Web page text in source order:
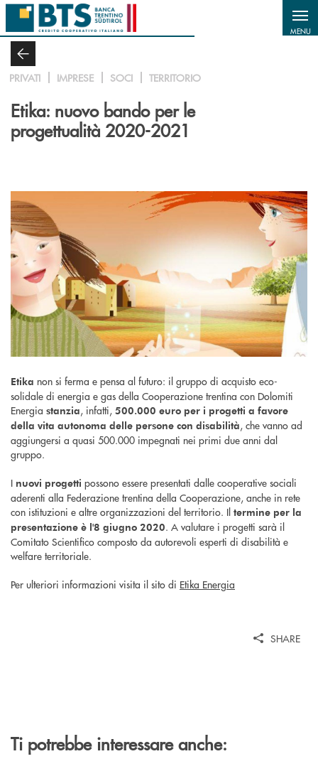
Salta al contenuto principale
MENU
PRIVATI IMPRESE SOCI TERRITORIO
Etika: nuovo bando per le
progettualità 2020-2021
Etika non si ferma e pensa al futuro: il gruppo di acquisto eco-
solidale di energia e gas della Cooperazione trentina con Dolomiti
Energia stanzia, infatti, 500.000 euro per i progetti a favore
della vita autonoma delle persone con disabilità, che vanno ad
aggiungersi a quasi 500.000 impegnati nei primi due anni dal
gruppo.
I nuovi progetti possono essere presentati dalle cooperative sociali
aderenti alla Federazione trentina della Cooperazione, anche in rete
con istituzioni e altre organizzazioni del territorio. Il termine per la
presentazione è l'8 giugno 2020. A valutare i progetti sarà il
Comitato Scientifico composto da autorevoli esperti di disabilità e
welfare territoriale.
Per ulteriori informazioni visita il sito di Etika Energia
SHARE
Ti potrebbe interessare anche: